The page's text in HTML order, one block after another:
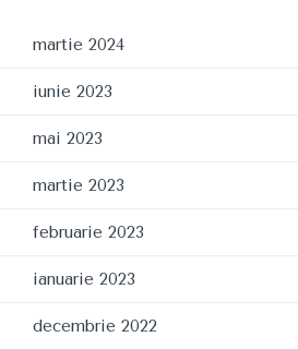
martie 2024
iunie 2023
mai 2023
martie 2023
februarie 2023
ianuarie 2023
decembrie 2022